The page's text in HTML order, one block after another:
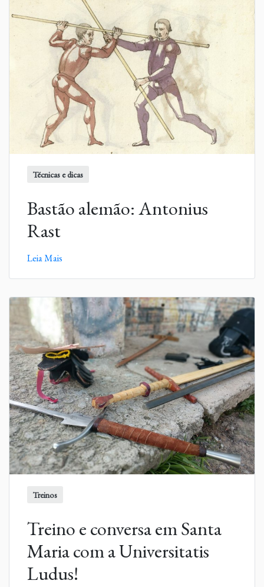
Técnicas e dicas
Bastão alemão: Antonius
Rast
Leia Mais
Treinos
Treino e conversa em Santa
Maria com a Universitatis
Ludus!